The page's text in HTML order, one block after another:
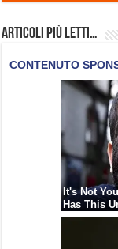
Articoli più Letti…